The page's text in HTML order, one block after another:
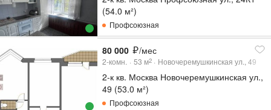
(54.0 м²)
Профсоюзная
80 000 /мес
2-комн. 53 м2 Новочеремушкинская ул., 49
2-к кв. Москва Новочеремушкинская ул.,
49 (53.0 м²)
Профсоюзная